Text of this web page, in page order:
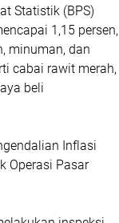
Statistik (BPS)
1,15 persen,
minuman, dan
cabai rawit merah,
beli
Inflasi
Operasi Pasar